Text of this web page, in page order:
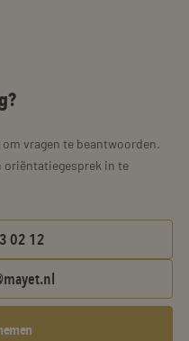
vragen te beantwoorden.
oriëntatiegesprek in te
02 12